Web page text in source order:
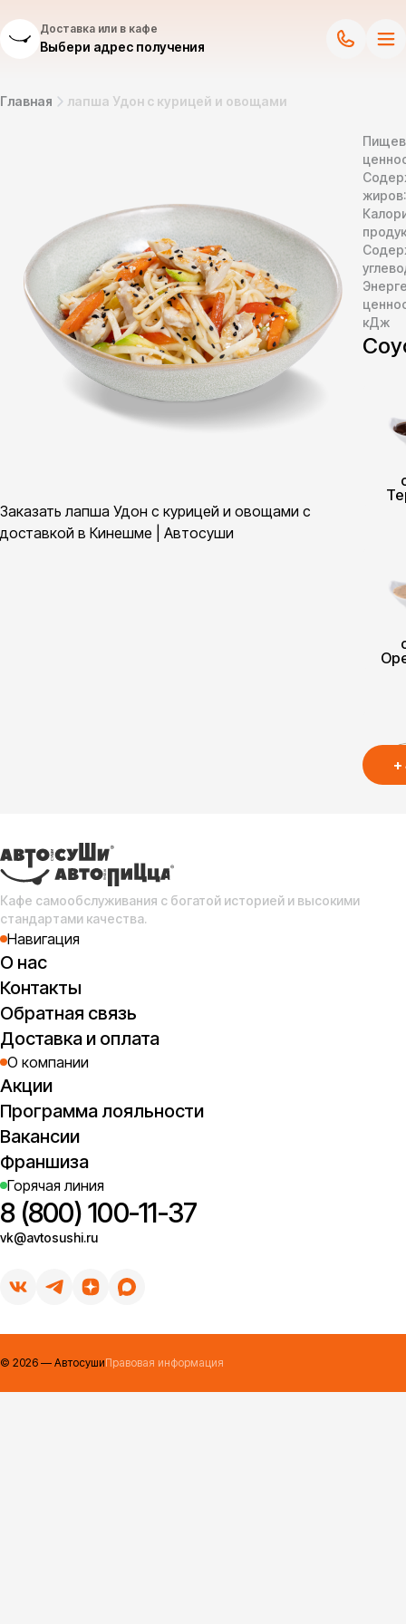
Доставка или в кафе
Выбери адрес получения
Главная лапша Удон с курицей и овощами
Заказать лапша Удон с курицей и овощами с
доставкой в Кинешме | Автосуши
кДж
+
Кафе самообслуживания с богатой историей и высокими
стандартами качества.
Навигация
О нас
Контакты
Обратная связь
Доставка и оплата
О компании
Акции
Программа лояльности
Вакансии
Франшиза
Горячая линия
8 (800) 100-11-37
vk@avtosushi.ru
© 2026 — АвтосушиПравовая информация